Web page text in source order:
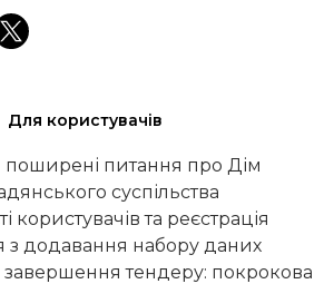
Для користувачів
поширені питання про Дім
суспільства
користувачів та реєстрація
з додавання набору даних
тендеру: покрокова